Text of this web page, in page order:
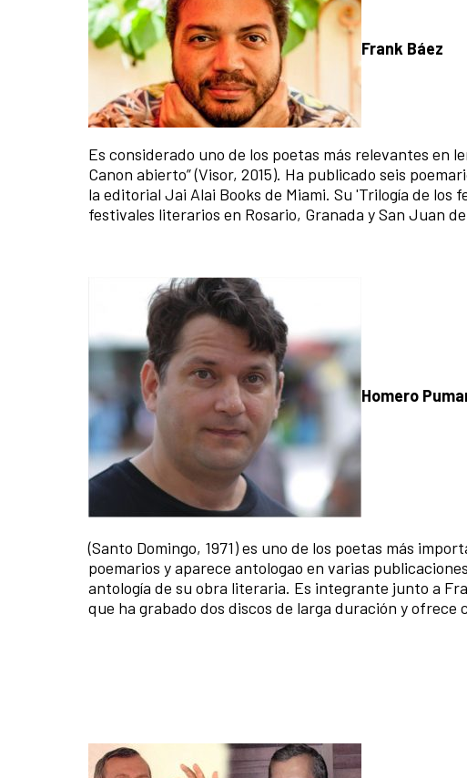
Frank Báez
Es considerado uno de los poetas más relevantes en
Canon abierto” (Visor, 2015). Ha publicado seis
la editorial Jai Alai Books de Miami. Su 'Trilogía de
festivales literarios en Rosario, Granada y San Juan
Homero
(Santo Domingo, 1971) es uno de los poetas más
poemarios y aparece antologao en varias
antología de su obra literaria. Es integrante junto a
que ha grabado dos discos de larga duración y ofrece